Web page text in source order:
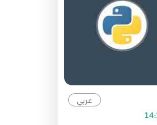
عربي
55.55 Python network
56.56 Python network
57.57 Python network